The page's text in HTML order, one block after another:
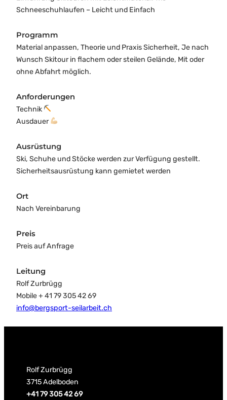
Schneeschuhlaufen – Leicht und Einfach
Programm
Material anpassen, Theorie und Praxis Sicherheit, Je nach
Wunsch Skitour in flachem oder steilen Gelände, Mit oder
ohne Abfahrt möglich.
Anforderungen
Technik
Ausdauer
Ausrüstung
Ski, Schuhe und Stöcke werden zur Verfügung gestellt.
Sicherheitsausrüstung kann gemietet werden
Ort
Nach Vereinbarung
Preis
Preis auf Anfrage
Leitung
Rolf Zurbrügg
Mobile + 41 79 305 42 69
info@bergsport-seilarbeit.ch
Rolf Zurbrügg
3715 Adelboden
+41 79 305 42 69